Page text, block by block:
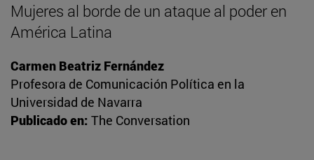
Mujeres al borde de un ataque al poder en
América Latina
Carmen Beatriz Fernández
Profesora de Comunicación Política en la
Universidad de Navarra
Publicado en: The Conversation